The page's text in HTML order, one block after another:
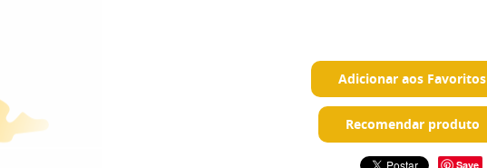
Adicionar aos Favoritos
Recomendar produto
Save